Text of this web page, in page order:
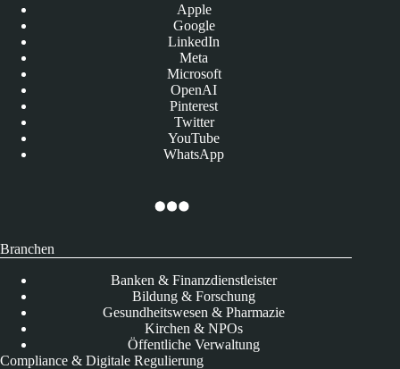
Apple
Google
LinkedIn
Meta
Microsoft
OpenAI
Pinterest
Twitter
YouTube
WhatsApp
Branchen
Banken & Finanzdienstleister
Bildung & Forschung
Gesundheitswesen & Pharmazie
Kirchen & NPOs
Öffentliche Verwaltung
Compliance & Digitale Regulierung